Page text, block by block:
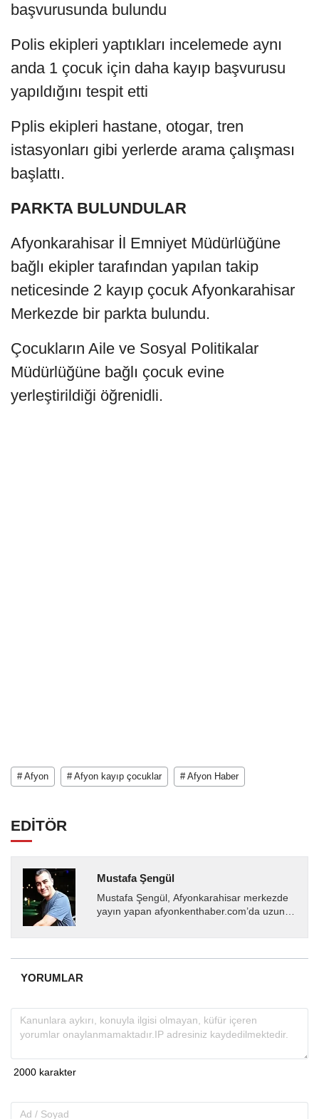
başvurusunda bulundu
Polis ekipleri yaptıkları incelemede aynı
anda 1 çocuk için daha kayıp başvurusu
yapıldığını tespit etti
Pplis ekipleri hastane, otogar, tren
istasyonları gibi yerlerde arama çalışması
başlattı.
PARKTA BULUNDULAR
Afyonkarahisar İl Emniyet Müdürlüğüne
bağlı ekipler tarafından yapılan takip
neticesinde 2 kayıp çocuk Afyonkarahisar
Merkezde bir parkta bulundu.
Çocukların Aile ve Sosyal Politikalar
Müdürlüğüne bağlı çocuk evine
yerleştirildiği öğrenidli.
# Afyon # Afyon kayıp çocuklar # Afyon Haber
EDİTÖR
Mustafa Şengül
Mustafa Şengül, Afyonkarahisar merkezde
yayın yapan afyonkenthaber.com’da uzun
almakta, haber akışı...
YORUMLAR